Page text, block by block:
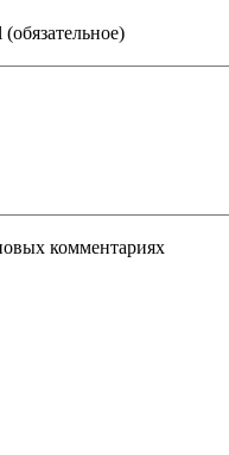
комментариях